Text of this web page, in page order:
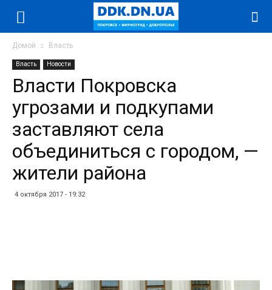
Домой Власть
Власть Новости
Власти Покровска
угрозами и подкупами
заставляют села
объединиться с городом, —
жители района
4 октября 2017 - 19:32